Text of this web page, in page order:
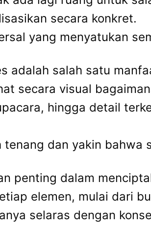
secara konkret.
yang menyatukan
adalah salah satu
secara visual
hingga detail
tenang dan yakin
penting dalam
elemen, mulai dari
selaras dengan